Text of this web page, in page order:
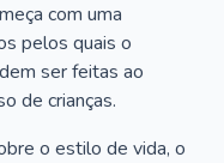
com uma
pelos quais o
ser feitas ao
de crianças.
o estilo de vida, o